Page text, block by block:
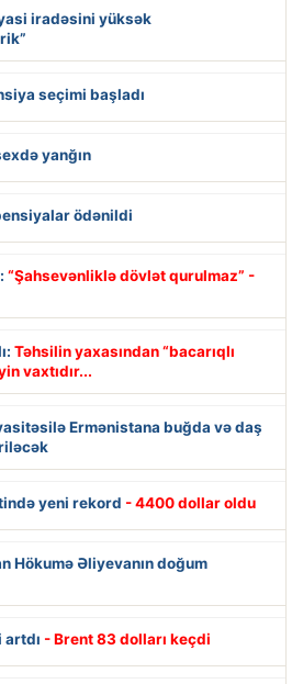
iradəsini yüksək
seçimi başladı
yanğın
ödənildi
“Şahsevənliklə dövlət qurulmaz” -
Təhsilin yaxasından “bacarıqlı
vaxtıdır...
Ermənistana buğda və daş
yeni rekord - 4400 dollar oldu
Hökumə Əliyevanın doğum
- Brent 83 dolları keçdi